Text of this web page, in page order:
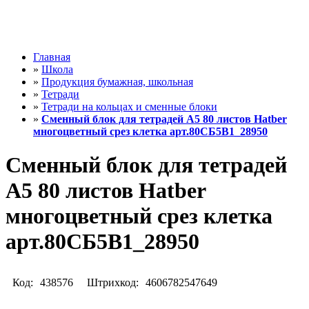
Главная
» Школа
» Продукция бумажная, школьная
» Тетради
» Тетради на кольцах и сменные блоки
» Сменный блок для тетрадей А5 80 листов Hatber
многоцветный срез клетка арт.80СБ5В1_28950
Сменный блок для тетрадей
А5 80 листов Hatber
многоцветный срез клетка
арт.80СБ5В1_28950
Код: 438576 Штрихкод: 4606782547649